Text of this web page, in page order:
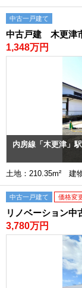
中古一戸建て
中古戸建 木更津
1,348万円
内房線「木更津」
土地：210.35m² 建
中古一戸建て 価格変
リノベーション
3,780万円